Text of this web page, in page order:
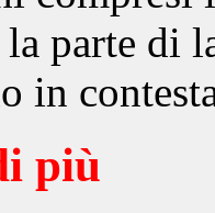
la parte di
in
più